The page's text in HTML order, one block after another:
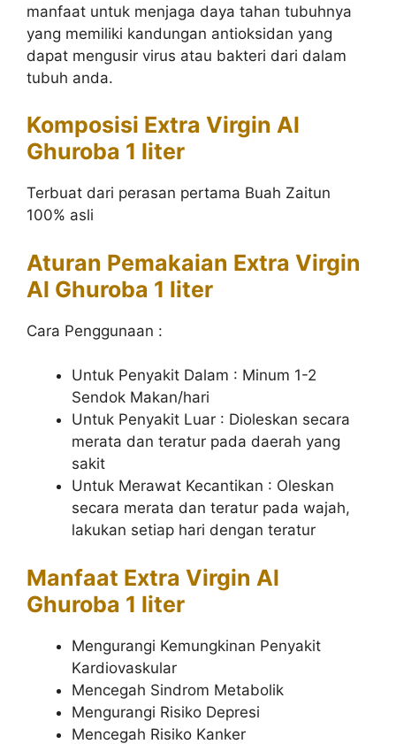
manfaat untuk menjaga daya tahan tubuhnya
yang memiliki kandungan antioksidan yang
dapat mengusir virus atau bakteri dari dalam
tubuh anda.
Komposisi Extra Virgin Al
Ghuroba 1 liter
Terbuat dari perasan pertama Buah Zaitun
100% asli
Aturan Pemakaian Extra Virgin
Al Ghuroba 1 liter
Cara Penggunaan :
Untuk Penyakit Dalam : Minum 1-2
Sendok Makan/hari
Untuk Penyakit Luar : Dioleskan secara
merata dan teratur pada daerah yang
sakit
Untuk Merawat Kecantikan : Oleskan
secara merata dan teratur pada wajah,
lakukan setiap hari dengan teratur
Manfaat Extra Virgin Al
Ghuroba 1 liter
Mengurangi Kemungkinan Penyakit
Kardiovaskular
Mencegah Sindrom Metabolik
Mengurangi Risiko Depresi
Mencegah Risiko Kanker